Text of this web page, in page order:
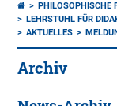
PHILOSOPHISCHE
LEHRSTUHL FÜR
AKTUELLES
Archiv